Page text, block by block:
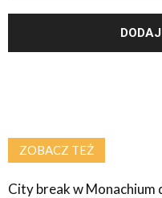
ZOBACZ TEŻ
City break w Monachium